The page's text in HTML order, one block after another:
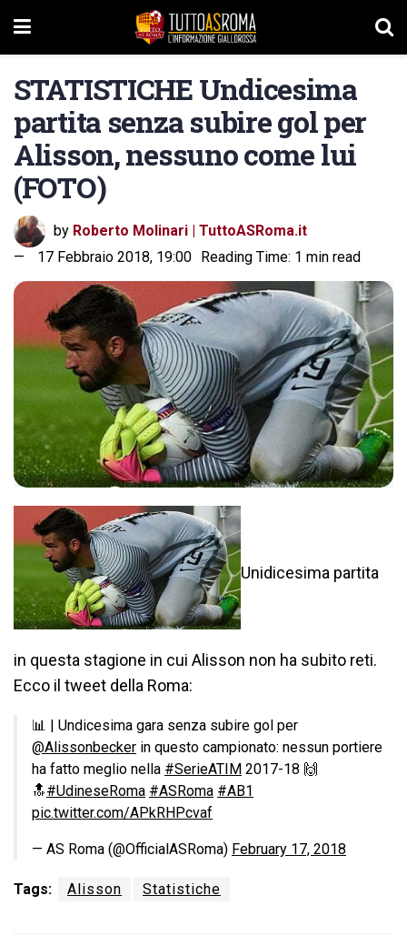
STATISTICHE Undicesima
partita senza subire gol per
Alisson, nessuno come lui
(FOTO)
by Roberto Molinari | TuttoASRoma.it
17 Febbraio 2018, 19:00 Reading Time: 1 min read
Unidicesima partita
in questa stagione in cui Alisson non ha subito reti.
Ecco il tweet della Roma:
📊 | Undicesima gara senza subire gol per
@Alissonbecker in questo campionato: nessun portiere
ha fatto meglio nella #SerieATIM 2017-18 🙌
🔝#UdineseRoma #ASRoma #AB1
pic.twitter.com/APkRHPcvaf
— AS Roma (@OfficialASRoma) February 17, 2018
Tags: Alisson Statistiche